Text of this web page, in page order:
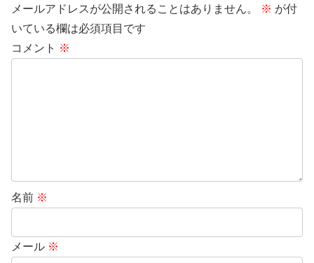
メールアドレスが公開されることはありません。 ※ が付
いている欄は必須項目です
コメント ※
名前 ※
メール ※